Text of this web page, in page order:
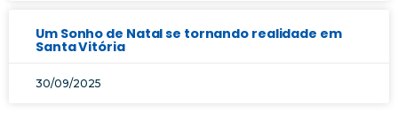
Um Sonho de Natal se tornando realidade em
Santa Vitória
30/09/2025